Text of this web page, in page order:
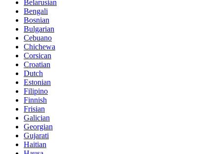
Belarusian
Bengali
Bosnian
Bulgarian
Cebuano
Chichewa
Corsican
Croatian
Dutch
Estonian
Filipino
Finnish
Frisian
Galician
Georgian
Gujarati
Haitian